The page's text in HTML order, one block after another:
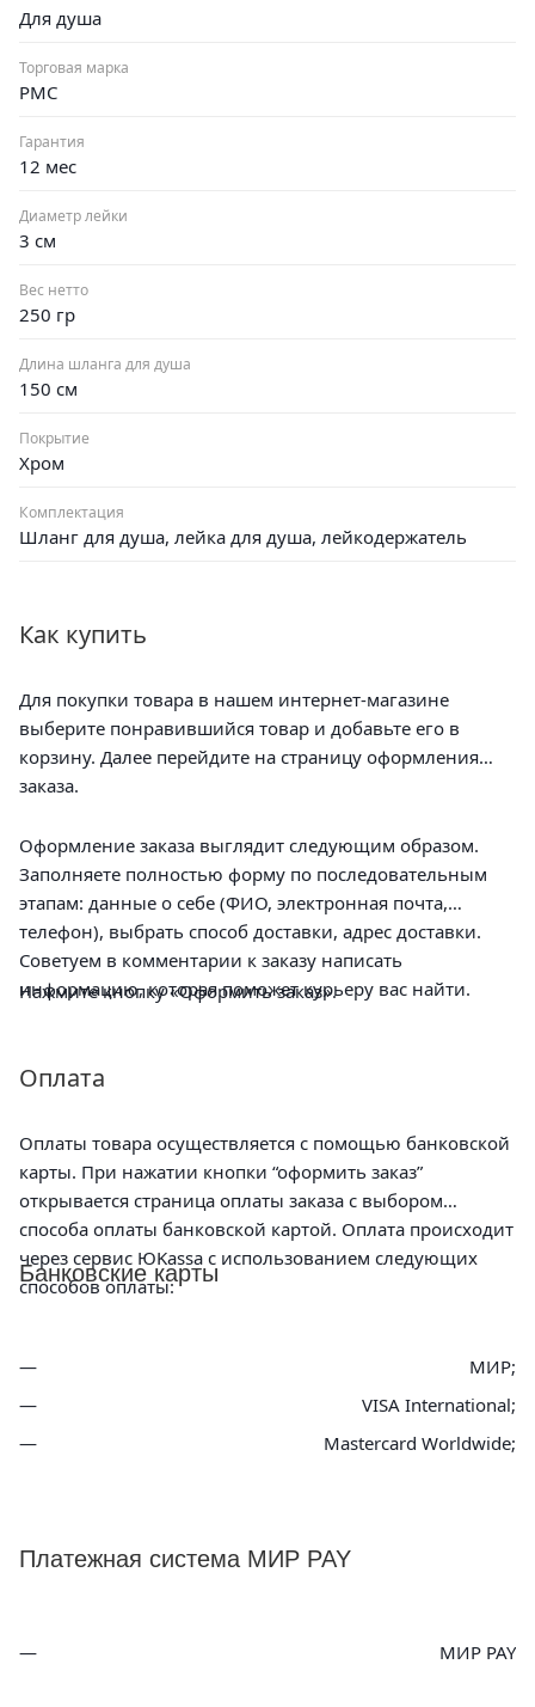
Для душа
Торговая марка
РМС
Гарантия
12 мес
Диаметр лейки
3 см
Вес нетто
250 гр
Длина шланга для душа
150 см
Покрытие
Хром
Комплектация
Шланг для душа, лейка для душа, лейкодержатель
Как купить
Для покупки товара в нашем интернет-магазине
выберите понравившийся товар и добавьте его в
корзину. Далее перейдите на страницу оформления
заказа.
Оформление заказа выглядит следующим образом.
Заполняете полностью форму по последовательным
этапам: данные о себе (ФИО, электронная почта,
телефон), выбрать способ доставки, адрес доставки.
Советуем в комментарии к заказу написать
информацию, которая поможет курьеру вас найти.
Нажмите кнопку «Оформить заказ».
Оплата
Оплаты товара осуществляется с помощью банковской
карты. При нажатии кнопки “оформить заказ”
открывается страница оплаты заказа с выбором
способа оплаты банковской картой. Оплата происходит
через сервис ЮKassa с использованием следующих
способов оплаты:
Банковские карты
МИР;
VISA International;
Mastercard Worldwide;
Платежная система МИР PAY
МИР PAY